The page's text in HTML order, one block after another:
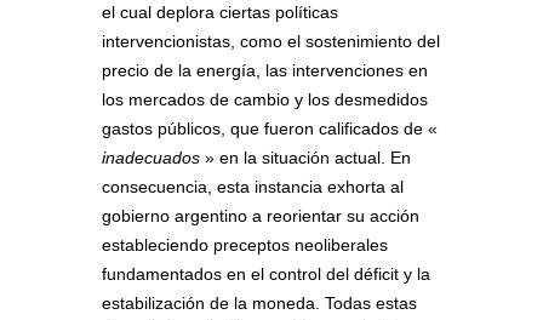
el cual deplora ciertas políticas
intervencionistas, como el sostenimiento del
precio de la energía, las intervenciones en
los mercados de cambio y los desmedidos
gastos públicos, que fueron calificados de «
inadecuados » en la situación actual. En
consecuencia, esta instancia exhorta al
gobierno argentino a reorientar su acción
estableciendo preceptos neoliberales
fundamentados en el control del déficit y la
estabilización de la moneda. Todas estas